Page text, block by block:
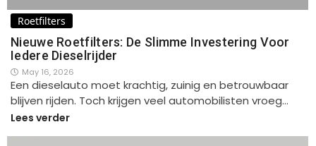
Roetfilters
Nieuwe Roetfilters: De Slimme Investering Voor
Iedere Dieselrijder
May 16, 2026
Een dieselauto moet krachtig, zuinig en betrouwbaar
blijven rijden. Toch krijgen veel automobilisten vroeg…
Lees verder